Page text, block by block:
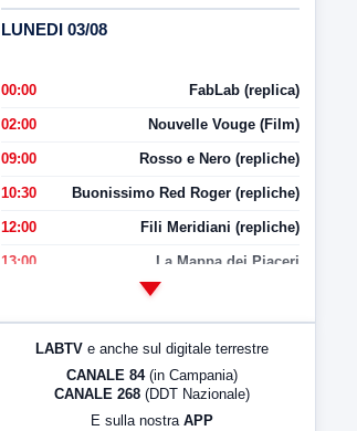
LUNEDI 03/08
00:00 FabLab (replica)
02:00 Nouvelle Vouge (Film)
09:00 Rosso e Nero (repliche)
10:30 Buonissimo Red Roger (repliche)
12:00 Fili Meridiani (repliche)
13:00 La Mappa dei Piaceri
LabNews (Diretta)
LABTV e anche sul digitale terrestre
CANALE 84 (in Campania)
CANALE 268 (DDT Nazionale)
E sulla nostra APP